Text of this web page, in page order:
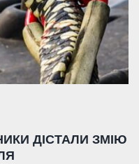
ДІСТАЛИ ЗМІЮ